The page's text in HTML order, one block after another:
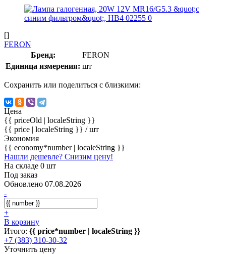
[]
FERON
Бренд:
FERON
Единица измерения: шт
Сохранить или поделиться с близкими:
Цена
{{ priceOld | localeString }}
{{ price | localeString }} / шт
Экономия
{{ economy*number | localeString }}
Нашли дешевле? Снизим цену!
На складе 0 шт
Под заказ
Обновлено 07.08.2026
-
+
В корзину
Итого: {{ price*number | localeString }}
+7 (383) 310-30-32
Уточнить цену